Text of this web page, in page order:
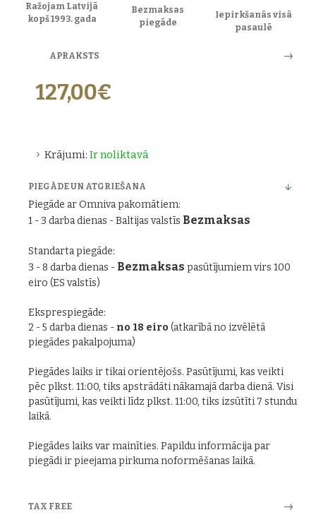
Ražojam Latvijā
kopš 1993. gada
Bezmaksas
piegāde
Iepirkšanās visā
pasaulē
APRAKSTS
Krājumi: Ir noliktavā
127,00€
PIEGĀDE UN ATGRIEŠANA
Piegāde ar Omniva pakomātiem:
1 - 3 darba dienas - Baltijas valstīs Bezmaksas
Standarta piegāde:
3 - 8 darba dienas - Bezmaksas pasūtījumiem virs 100
eiro (ES valstīs)
Eksprespiegāde:
2 - 5 darba dienas - no 18 eiro (atkarībā no izvēlētā
piegādes pakalpojuma)
Piegādes laiks ir tikai orientējošs. Pasūtījumi, kas veikti
pēc plkst. 11:00, tiks apstrādāti nākamajā darba dienā. Visi
pasūtījumi, kas veikti līdz plkst. 11:00, tiks izsūtīti 7 stundu
laikā.
Piegādes laiks var mainīties. Papildu informācija par
piegādi ir pieejama pirkuma noformēšanas laikā.
TAX FREE